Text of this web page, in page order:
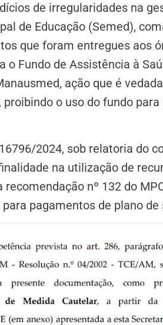
de irregularidades na
de Educação (Semed),
que foram entregues aos
o Fundo de Assistência à
ação que é
o uso do fundo
2024, sob relatoria do
na utilização de
nº 132 do
pagamentos de plano de